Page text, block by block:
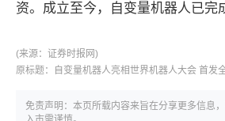
资。成立至今，自变量机器人已完
(来源： 证券时报网)
原标题：
自变量机器人亮相世界机器人大会 首发
免责声明：本页所载内容来旨在分享更多信息